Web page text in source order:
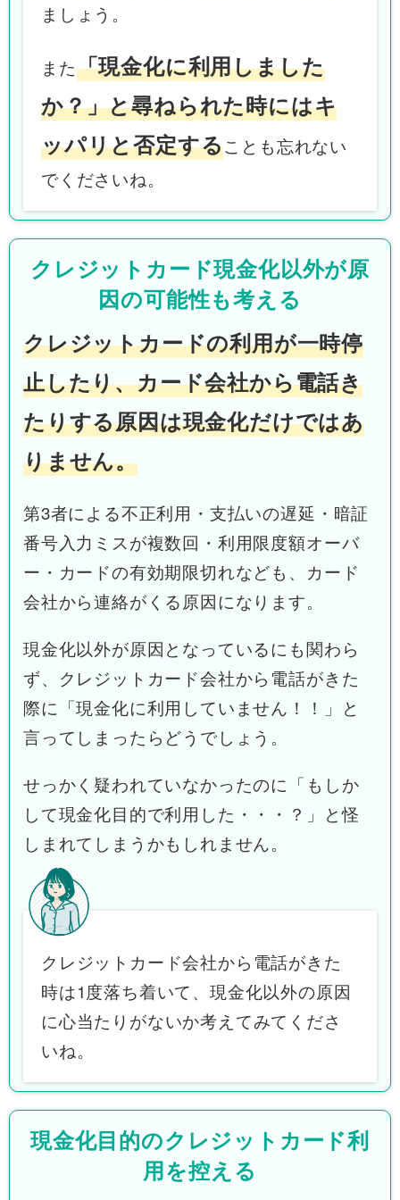
ましょう。
また「現金化に利用しました
か？」と尋ねられた時にはキ
ッパリと否定することも忘れない
でくださいね。
クレジットカード現金化以外が原
因の可能性も考える
クレジットカードの利用が一時停
止したり、カード会社から電話き
たりする原因は現金化だけではあ
りません。
第3者による不正利用・支払いの遅延・暗証
番号入力ミスが複数回・利用限度額オーバ
ー・カードの有効期限切れなども、カード
会社から連絡がくる原因になります。
現金化以外が原因となっているにも関わら
ず、クレジットカード会社から電話がきた
際に「現金化に利用していません！！」と
言ってしまったらどうでしょう。
せっかく疑われていなかったのに「もしか
して現金化目的で利用した・・・？」と怪
しまれてしまうかもしれません。
クレジットカード会社から電話がきた
時は1度落ち着いて、現金化以外の原因
に心当たりがないか考えてみてくださ
いね。
現金化目的のクレジットカード利
用を控える